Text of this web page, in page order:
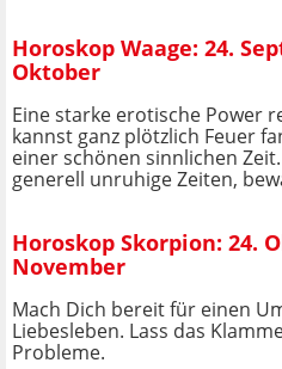
Horoskop Waage: 24.
Oktober
Eine starke erotische Power
kannst ganz plötzlich Feuer
einer schönen sinnlichen
generell unruhige Zeiten,
Horoskop Skorpion: 24.
November
Mach Dich bereit für einen
Liebesleben. Lass das
Probleme.